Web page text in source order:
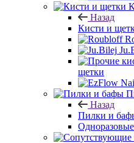
Назад
Кисти и
щетки
Назад
Пилки и